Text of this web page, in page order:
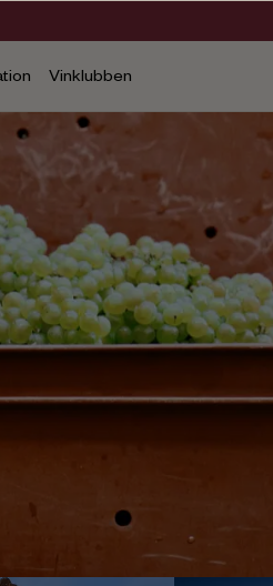
Vinklubben